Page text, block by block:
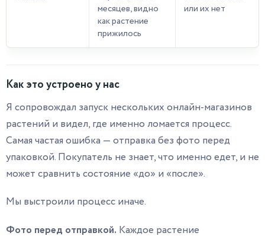
месяцев, видно
как растение
прижилось
или их нет
Как это устроено у нас
Я сопровождал запуск нескольких онлайн-магазинов
растений и видел, где именно ломается процесс.
Самая частая ошибка — отправка без фото перед
упаковкой. Покупатель не знает, что именно едет, и не
может сравнить состояние «до» и «после».
Мы выстроили процесс иначе.
Фото перед отправкой. Каждое растение